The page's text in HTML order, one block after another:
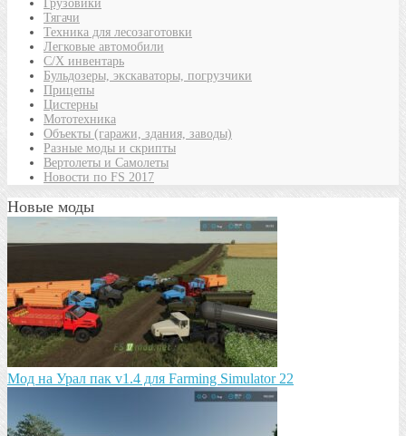
Грузовики
Тягачи
Техника для лесозаготовки
Легковые автомобили
С/Х инвентарь
Бульдозеры, экскаваторы, погрузчики
Прицепы
Цистерны
Мототехника
Объекты (гаражи, здания, заводы)
Разные моды и скрипты
Вертолеты и Самолеты
Новости по FS 2017
Новые моды
Мод на Урал пак v1.4 для Farming Simulator 22